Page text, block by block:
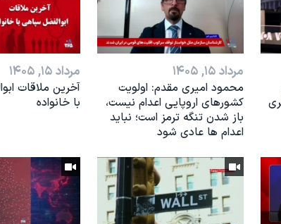
مرداد ۱۵, ۱۴۰۵
محمود امیری مقدم: اولویت
کشورهای اروپایی اعدام نیست،
باز شدن تنگه ترمز است؛ نباید
اعدام ها عادی شود
مرداد ۱۵, ۱۴۰۵
آخرین ملاقات
با خانواده